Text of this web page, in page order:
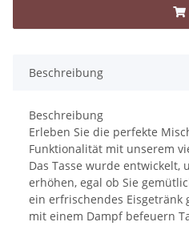
Beschreibung
Beschreibung
Erleben Sie die perfekte
Funktionalität mit unserem
Das Tasse wurde entwickelt,
erhöhen, egal ob Sie
ein erfrischendes Eisgetränk
mit einem Dampf befeuern